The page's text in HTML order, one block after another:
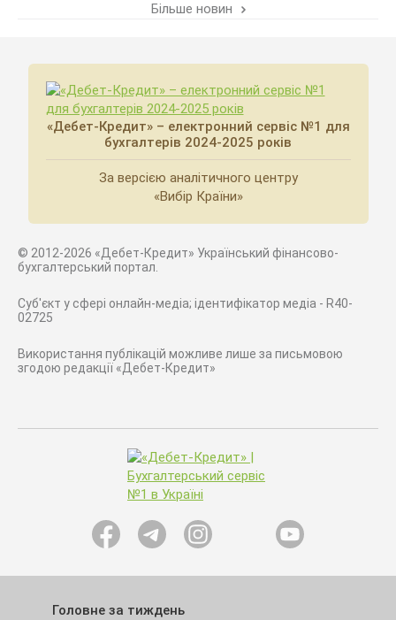
Більше новин
«Дебет-Кредит» – електронний сервіс №1 для
бухгалтерів 2024-2025 років
За версією аналітичного центру
«Вибір Країни»
© 2012-2026 «Дебет-Кредит» Український фінансово-
бухгалтерський портал.
Суб'єкт у сфері онлайн-медіа; ідентифікатор медіа - R40-
02725
Використання публікацій можливе лише за письмовою
згодою редакції «Дебет-Кредит»
Головне за тиждень